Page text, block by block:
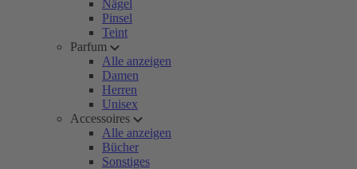
Nägel
Pinsel
Teint
Parfum
Alle anzeigen
Damen
Herren
Unisex
Accessoires
Alle anzeigen
Bücher
Sonstiges